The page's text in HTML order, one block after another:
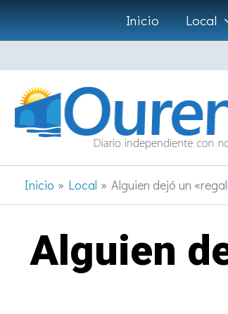
Ir
al
contenido
Inicio Local
Inicio Local Alguien dejó un
Alguien